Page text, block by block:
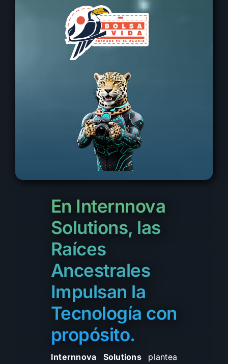
En Internnova
Solutions, las
Raíces
Ancestrales
Impulsan la
Tecnología con
propósito.
Internnova Solutions plantea